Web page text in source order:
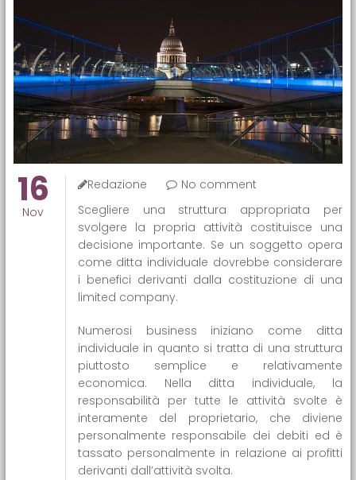
16
Nov
Redazione
No comment
Scegliere una struttura appropriata per
svolgere la propria attività costituisce una
decisione importante. Se un soggetto opera
come ditta individuale dovrebbe considerare
i benefici derivanti dalla costituzione di una
limited company.
Numerosi business iniziano come ditta
individuale in quanto si tratta di una struttura
piuttosto semplice e relativamente
economica. Nella ditta individuale, la
responsabilità per tutte le attività svolte è
interamente del proprietario, che diviene
personalmente responsabile dei debiti ed è
tassato personalmente in relazione ai profitti
derivanti dall’attività svolta.